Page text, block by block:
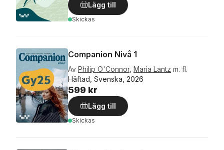
Lägg till
Skickas
Companion Nivå 1
Av Philip O'Connor, Maria Lantz m. fl.
Häftad, Svenska, 2026
599 kr
Lägg till
Skickas